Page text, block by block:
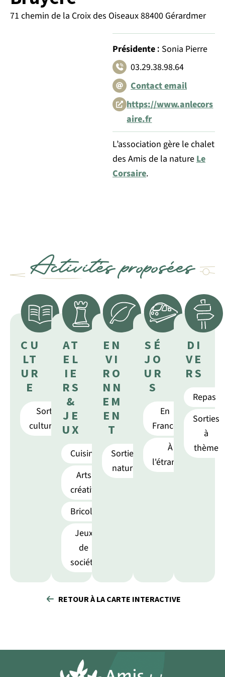
71 chemin de la Croix des Oiseaux 88400 Gérardmer
Présidente : Sonia Pierre
03.29.38.98.64
Contact email
https://www.anlecors
aire.fr
L’association gère le chalet
des Amis de la natureLe
Corsaire.
Activités proposées
CU
LT
UR
E
Sorties
culturelles
AT
EL
IE
RS
&
JE
UX
Cuisine
Arts
créatifs
Bricolage
Jeux
de
société
EN
VI
RO
NN
EM
EN
T
Sorties
nature
SÉ
JO
UR
S
En
France
À
l'étranger
DI
VE
RS
Repas
Sorties
à
thème
RETOUR À LA CARTE INTERACTIVE